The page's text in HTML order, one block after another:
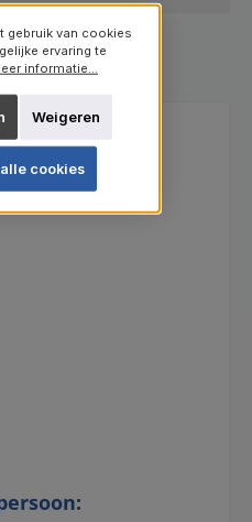
gebruik van cookies
ervaring te
informatie...
Weigeren
cookies